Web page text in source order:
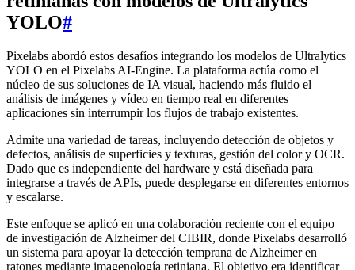
YOLO#
Pixelabs abordó estos desafíos integrando los modelos de Ultralytics
YOLO en el Pixelabs AI-Engine. La plataforma actúa como el
núcleo de sus soluciones de IA visual, haciendo más fluido el
análisis de imágenes y vídeo en tiempo real en diferentes
aplicaciones sin interrumpir los flujos de trabajo existentes.
Admite una variedad de tareas, incluyendo detección de objetos y
defectos, análisis de superficies y texturas, gestión del color y OCR.
Dado que es independiente del hardware y está diseñada para
integrarse a través de APIs, puede desplegarse en diferentes entornos
y escalarse.
Este enfoque se aplicó en una colaboración reciente con el equipo
de investigación de Alzheimer del CIBIR, donde Pixelabs desarrolló
un sistema para apoyar la detección temprana de Alzheimer en
ratones mediante imagenología retiniana. El objetivo era identificar